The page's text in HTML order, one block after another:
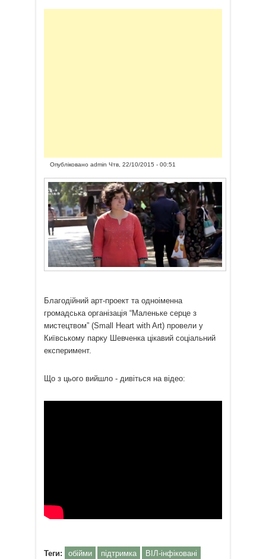
Опублікованоadmin Чтв, 22/10/2015 - 00:51
Благодійний арт-проект та одноіменна
громадська організація “Маленьке серце з
мистецтвом” (Small Heart with Art) провели у
Київському парку Шевченка цікавий соціальний
експеримент.
Що з цього вийшло - дивіться на відео:
Теги: обійми підтримка ВІЛ-інфіковані